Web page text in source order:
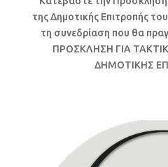
της Δημοτικής Επιτροπής
τη συνεδρίαση που θα
ΠΡΟΣΚΛΗΣΗ ΓΙΑ
ΔΗΜΟΤΙΚΗΣ